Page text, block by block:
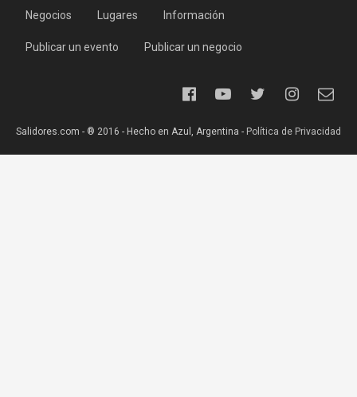
Negocios Lugares Información
Publicar un evento Publicar un negocio
Salidores.com - ® 2016 - Hecho en Azul, Argentina - Política de Privacidad